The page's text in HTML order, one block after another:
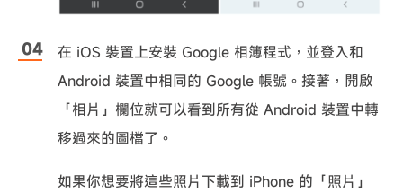
在 iOS 裝置上安裝 Google 相簿程式，並登入和
Android 裝置中相同的 Google 帳號。接著，開啟
「相片」欄位就可以看到所有從 Android 裝置中轉
移過來的圖檔了。
如果你想要將這些照片下載到 iPhone 的「照片」